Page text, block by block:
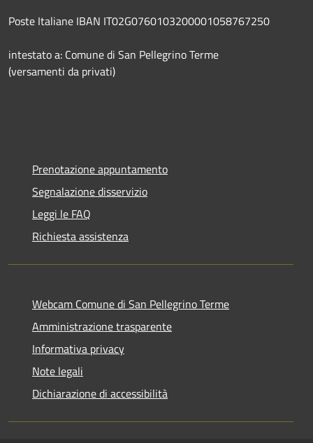
Poste Italiane IBAN IT02G0760103200001058767250
intestato a: Comune di San Pellegrino Terme
(versamenti da privati)
Prenotazione appuntamento
Segnalazione disservizio
Leggi le FAQ
Richiesta assistenza
Webcam Comune di San Pellegrino Terme
Amministrazione trasparente
Informativa privacy
Note legali
Dichiarazione di accessibilità